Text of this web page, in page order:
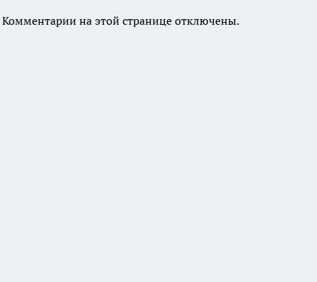
Комментарии на этой странице отключены.